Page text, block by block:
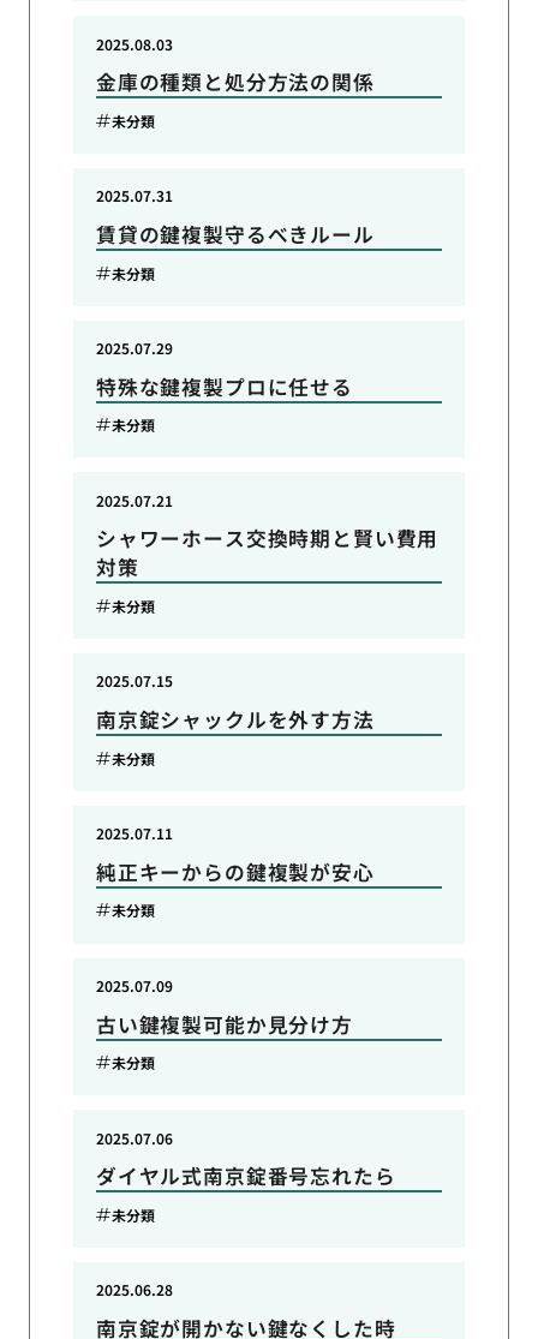
金庫の種類と処分方法の関係
2025.08.03
未分類
賃貸の鍵複製守るべきルール
2025.07.31
未分類
特殊な鍵複製プロに任せる
2025.07.29
未分類
シャワーホース交換時期と賢い費用
対策
2025.07.21
未分類
南京錠シャックルを外す方法
2025.07.15
未分類
純正キーからの鍵複製が安心
2025.07.11
未分類
古い鍵複製可能か見分け方
2025.07.09
未分類
ダイヤル式南京錠番号忘れたら
2025.07.06
未分類
南京錠が開かない鍵なくした時
2025.06.28